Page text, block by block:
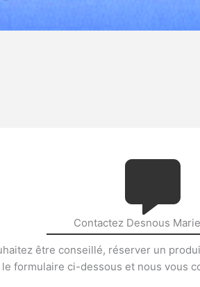
Contactez Desnous
être conseillé, réserver un
le formulaire ci-dessous et nous vous